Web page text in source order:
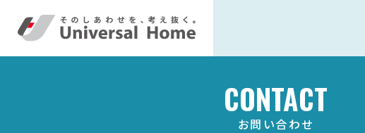
CONTACT
お問い合わせ